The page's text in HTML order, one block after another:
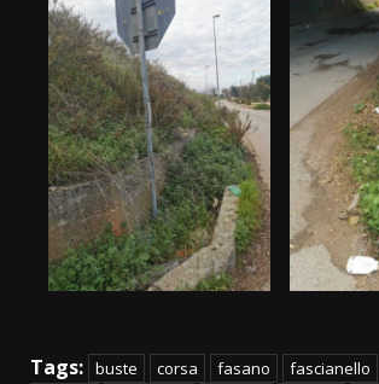
Tags: buste corsa fasano fascianello